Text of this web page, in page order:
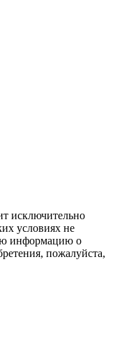
исключительно
условиях не
информацию о
пожалуйста,